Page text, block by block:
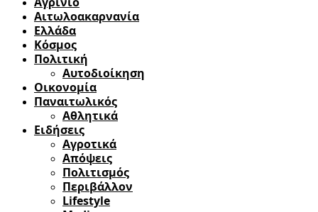
Αιτωλοακαρνανία
Ελλάδα
Κόσμος
Πολιτική
Αυτοδιοίκηση
Οικονομία
Παναιτωλικός
Αθλητικά
Ειδήσεις
Αγροτικά
Απόψεις
Πολιτισμός
Περιβάλλον
Lifestyle